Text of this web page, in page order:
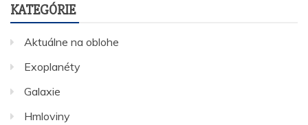
KATEGÓRIE
Aktuálne na oblohe
Exoplanéty
Galaxie
Hmloviny